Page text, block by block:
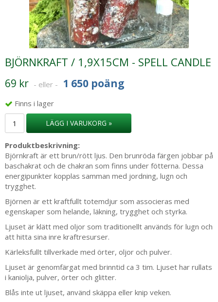
BJÖRNKRAFT / 1,9X15CM - SPELL CANDLE
69 kr - eller - 1 650 poäng
Finns i lager
LÄGG I VARUKORG »
Produktbeskrivning:
Björnkraft är ett brun/rött ljus. Den brunröda färgen jobbar på
baschakrat och de chakran som finns under fötterna. Dessa
energipunkter kopplas samman med jordning, lugn och
trygghet.
Björnen är ett kraftfullt totemdjur som associeras med
egenskaper som helande, läkning, trygghet och styrka.
Ljuset är klätt med oljor som traditionellt används för lugn och
att hitta sina inre kraftresurser.
Kärleksfullt tillverkade med örter, oljor och pulver.
Ljuset är genomfärgat med brinntid ca 3 tim. Ljuset har rullats
i kaniolja, pulver, örter och glitter.
Blås inte ut ljuset, använd skäppa eller knip veken.